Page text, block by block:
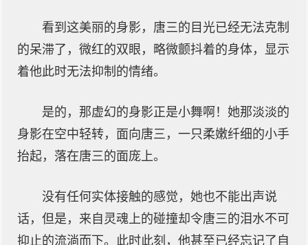
看到这美丽的身影，唐三的目光已经无法克制
的呆滞了，微红的双眼，略微颤抖着的身体，显示
着他此时无法抑制的情绪。
是的，那虚幻的身影正是小舞啊！她那淡淡的
身影在空中轻转，面向唐三，一只柔嫩纤细的小手
抬起，落在唐三的面庞上。
没有任何实体接触的感觉，她也不能出声说
话，但是，来自灵魂上的碰撞却令唐三的泪水不可
抑止的流淌而下。此时此刻，他甚至已经忘记了自